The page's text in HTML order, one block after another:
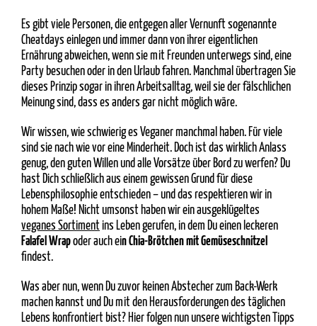
Es gibt viele Personen, die entgegen aller Vernunft sogenannte
Cheatdays einlegen und immer dann von ihrer eigentlichen
Ernährung abweichen, wenn sie mit Freunden unterwegs sind, eine
Party besuchen oder in den Urlaub fahren. Manchmal übertragen Sie
dieses Prinzip sogar in ihren Arbeitsalltag, weil sie der fälschlichen
Meinung sind, dass es anders gar nicht möglich wäre.
Wir wissen, wie schwierig es Veganer manchmal haben. Für viele
sind sie nach wie vor eine Minderheit. Doch ist das wirklich Anlass
genug, den guten Willen und alle Vorsätze über Bord zu werfen? Du
hast Dich schließlich aus einem gewissen Grund für diese
Lebensphilosophie entschieden – und das respektieren wir in
hohem Maße! Nicht umsonst haben wir ein ausgeklügeltes
veganes Sortimentins Leben gerufen, in dem Du einen leckeren
Falafel Wrapoder auch ein Chia-Brötchen mit Gemüseschnitzel
findest.
Was aber nun, wenn Du zuvor keinen Abstecher zum Back-Werk
machen kannst und Du mit den Herausforderungen des täglichen
Lebens konfrontiert bist? Hier folgen nun unsere wichtigsten Tipps